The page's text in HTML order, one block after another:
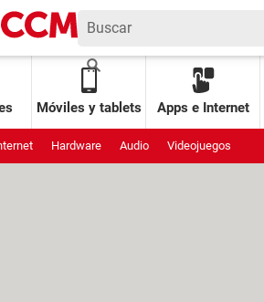
Móviles y tablets Apps e Internet
Hardware Audio Videojuegos